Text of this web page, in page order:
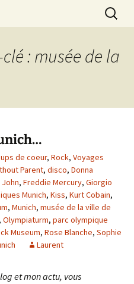
du rock ·
: musée de la
de coeur, Rock, Voyages
Parent, disco, Donna
, Freddie Mercury, Giorgio
Munich, Kiss, Kurt Cobain,
, Munich, musée de la ville de
, Olympiaturm, parc olympique
Museum, Rose Blanche, Sophie
Laurent
et mon actu, vous